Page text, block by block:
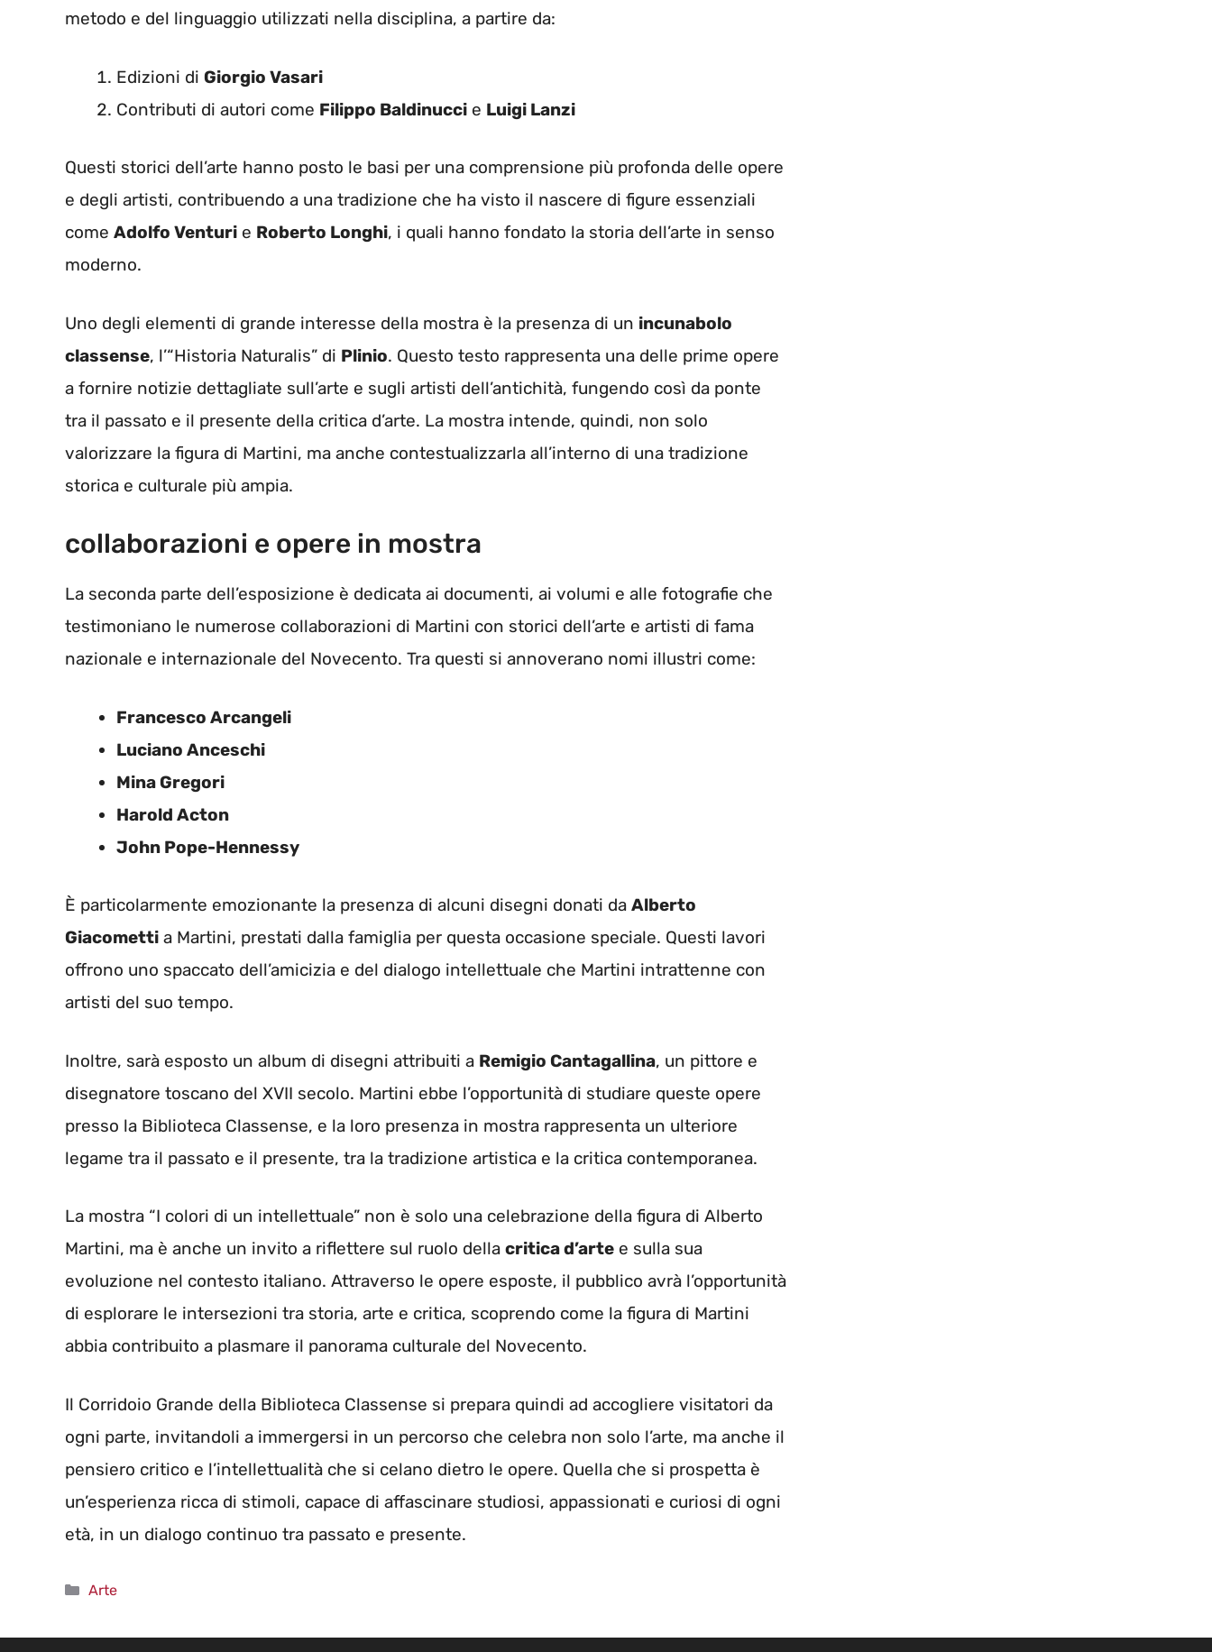
metodo e del linguaggio utilizzati nella disciplina, a partire da:
Edizioni di Giorgio Vasari
Contributi di autori come Filippo Baldinucci e Luigi Lanzi
Questi storici dell’arte hanno posto le basi per una comprensione più profonda delle opere
e degli artisti, contribuendo a una tradizione che ha visto il nascere di figure essenziali
come Adolfo Venturi e Roberto Longhi, i quali hanno fondato la storia dell’arte in senso
moderno.
Uno degli elementi di grande interesse della mostra è la presenza di un incunabolo
classense, l’“Historia Naturalis” di Plinio. Questo testo rappresenta una delle prime opere
a fornire notizie dettagliate sull’arte e sugli artisti dell’antichità, fungendo così da ponte
tra il passato e il presente della critica d’arte. La mostra intende, quindi, non solo
valorizzare la figura di Martini, ma anche contestualizzarla all’interno di una tradizione
storica e culturale più ampia.
collaborazioni e opere in mostra
La seconda parte dell’esposizione è dedicata ai documenti, ai volumi e alle fotografie che
testimoniano le numerose collaborazioni di Martini con storici dell’arte e artisti di fama
nazionale e internazionale del Novecento. Tra questi si annoverano nomi illustri come:
Francesco Arcangeli
Luciano Anceschi
Mina Gregori
Harold Acton
John Pope-Hennessy
È particolarmente emozionante la presenza di alcuni disegni donati da Alberto
Giacometti a Martini, prestati dalla famiglia per questa occasione speciale. Questi lavori
offrono uno spaccato dell’amicizia e del dialogo intellettuale che Martini intrattenne con
artisti del suo tempo.
Inoltre, sarà esposto un album di disegni attribuiti a Remigio Cantagallina, un pittore e
disegnatore toscano del XVII secolo. Martini ebbe l’opportunità di studiare queste opere
presso la Biblioteca Classense, e la loro presenza in mostra rappresenta un ulteriore
legame tra il passato e il presente, tra la tradizione artistica e la critica contemporanea.
La mostra “I colori di un intellettuale” non è solo una celebrazione della figura di Alberto
Martini, ma è anche un invito a riflettere sul ruolo della critica d’arte e sulla sua
evoluzione nel contesto italiano. Attraverso le opere esposte, il pubblico avrà l’opportunità
di esplorare le intersezioni tra storia, arte e critica, scoprendo come la figura di Martini
abbia contribuito a plasmare il panorama culturale del Novecento.
Il Corridoio Grande della Biblioteca Classense si prepara quindi ad accogliere visitatori da
ogni parte, invitandoli a immergersi in un percorso che celebra non solo l’arte, ma anche il
pensiero critico e l’intellettualità che si celano dietro le opere. Quella che si prospetta è
un’esperienza ricca di stimoli, capace di affascinare studiosi, appassionati e curiosi di ogni
età, in un dialogo continuo tra passato e presente.
Categorie
Arte